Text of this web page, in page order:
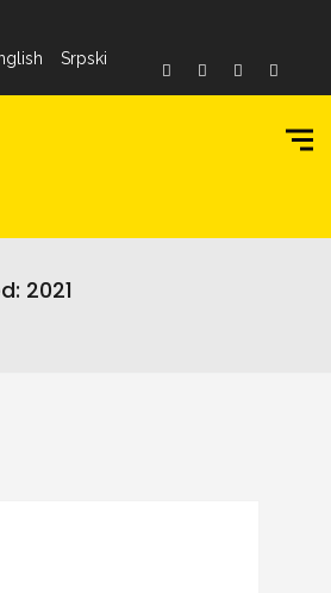
Srpski
2021